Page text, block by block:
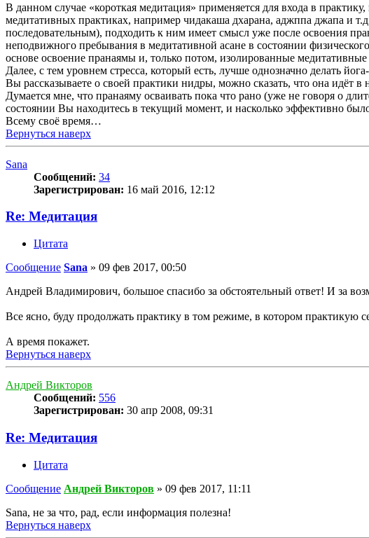
В данном случае «короткая медитация» применяется для входа в
медитативных практиках, например чидакаша дхарана, аджппа джапа и
последовательным), подходить к ним имеет смысл уже после освоения
неподвижного пребывания в медитативной асане в состоянии
основе освоение пранаямы и, только потом, изолированные
Далее, с тем уровнем стресса, который есть, лучше однозначно делать
Вы рассказываете о своей практики нидры, можно сказать, что она идёт
Думается мне, что пранаяму осваивать пока что рано (уже не говоря о
состоянии Вы находитесь в текущий момент, и насколько эффективно
Всему своё время…
Вернуться наверх
Sana
Сообщений: 34
Зарегистрирован: 16 май 2016, 12:12
Re: Медитация
Цитата
Сообщение Sana » 09 фев 2017, 00:50
Андрей Владимирович, большое спасибо за обстоятельный ответ! И за
Все ясно, буду продолжать практику в том режиме, в котором практикую
А время покажет.
Вернуться наверх
Андрей Викторов
Сообщений: 556
Зарегистрирован: 30 апр 2008, 09:31
Re: Медитация
Цитата
Сообщение Андрей Викторов » 09 фев 2017, 11:11
Sana, не за что, рад, если информация полезна!
Вернуться наверх